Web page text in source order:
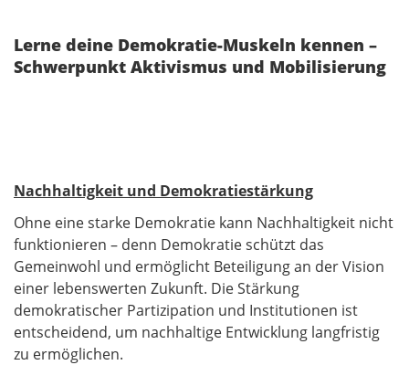
Lerne deine Demokratie-Muskeln kennen –
Schwerpunkt Aktivismus und Mobilisierung
Nachhaltigkeit und Demokratiestärkung
Ohne eine starke Demokratie kann Nachhaltigkeit nicht
funktionieren – denn Demokratie schützt das
Gemeinwohl und ermöglicht Beteiligung an der Vision
einer lebenswerten Zukunft. Die Stärkung
demokratischer Partizipation und Institutionen ist
entscheidend, um nachhaltige Entwicklung langfristig
zu ermöglichen.